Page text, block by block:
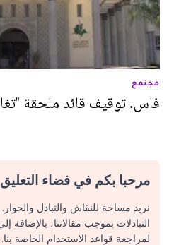
مجتمع
فاس. توقيف قائد ملحقة
مرحبا بكم في فضاء التعليق
نريد مساحة للنقاش والتبادل
التبادلات بموجب مقالاتنا،
لمراجعة قواعد الاستخدام الخاصة بنا.